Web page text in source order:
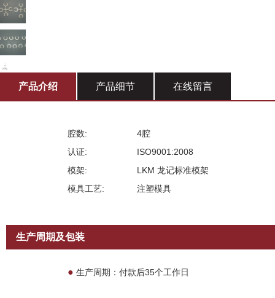
产品介绍 产品细节 在线留言
腔数:
4腔
认证:
ISO9001:2008
模架:
LKM 龙记标准模架
模具工艺:
注塑模具
生产周期及包装
● 生产周期：付款后35个工作日